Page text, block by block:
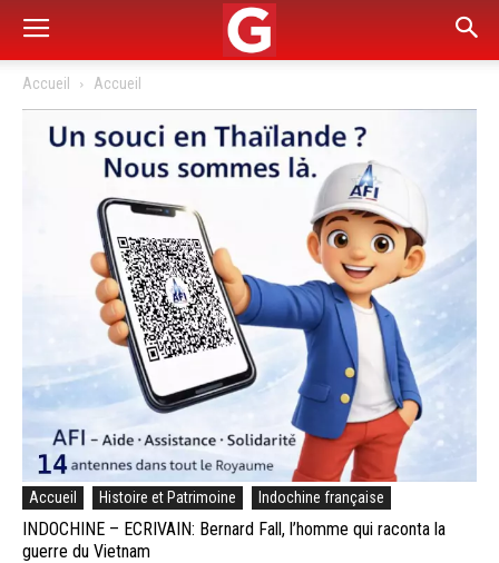
Accueil Accueil
Accueil Histoire et Patrimoine Indochine française
INDOCHINE – ECRIVAIN: Bernard Fall, l’homme qui raconta la
guerre du Vietnam